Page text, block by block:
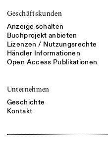
Geschäftskunden
Anzeige schalten
Buchprojekt anbieten
Lizenzen / Nutzungsrechte
Händler Informationen
Open Access Publikationen
Unternehmen
Geschichte
Kontakt